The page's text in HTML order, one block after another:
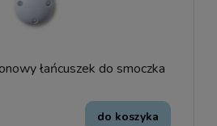
łańcuszek do smoczka
do koszyka